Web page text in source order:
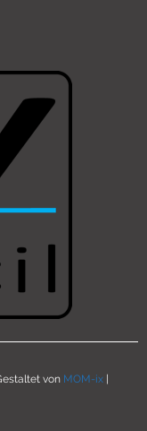
von MOM-ix